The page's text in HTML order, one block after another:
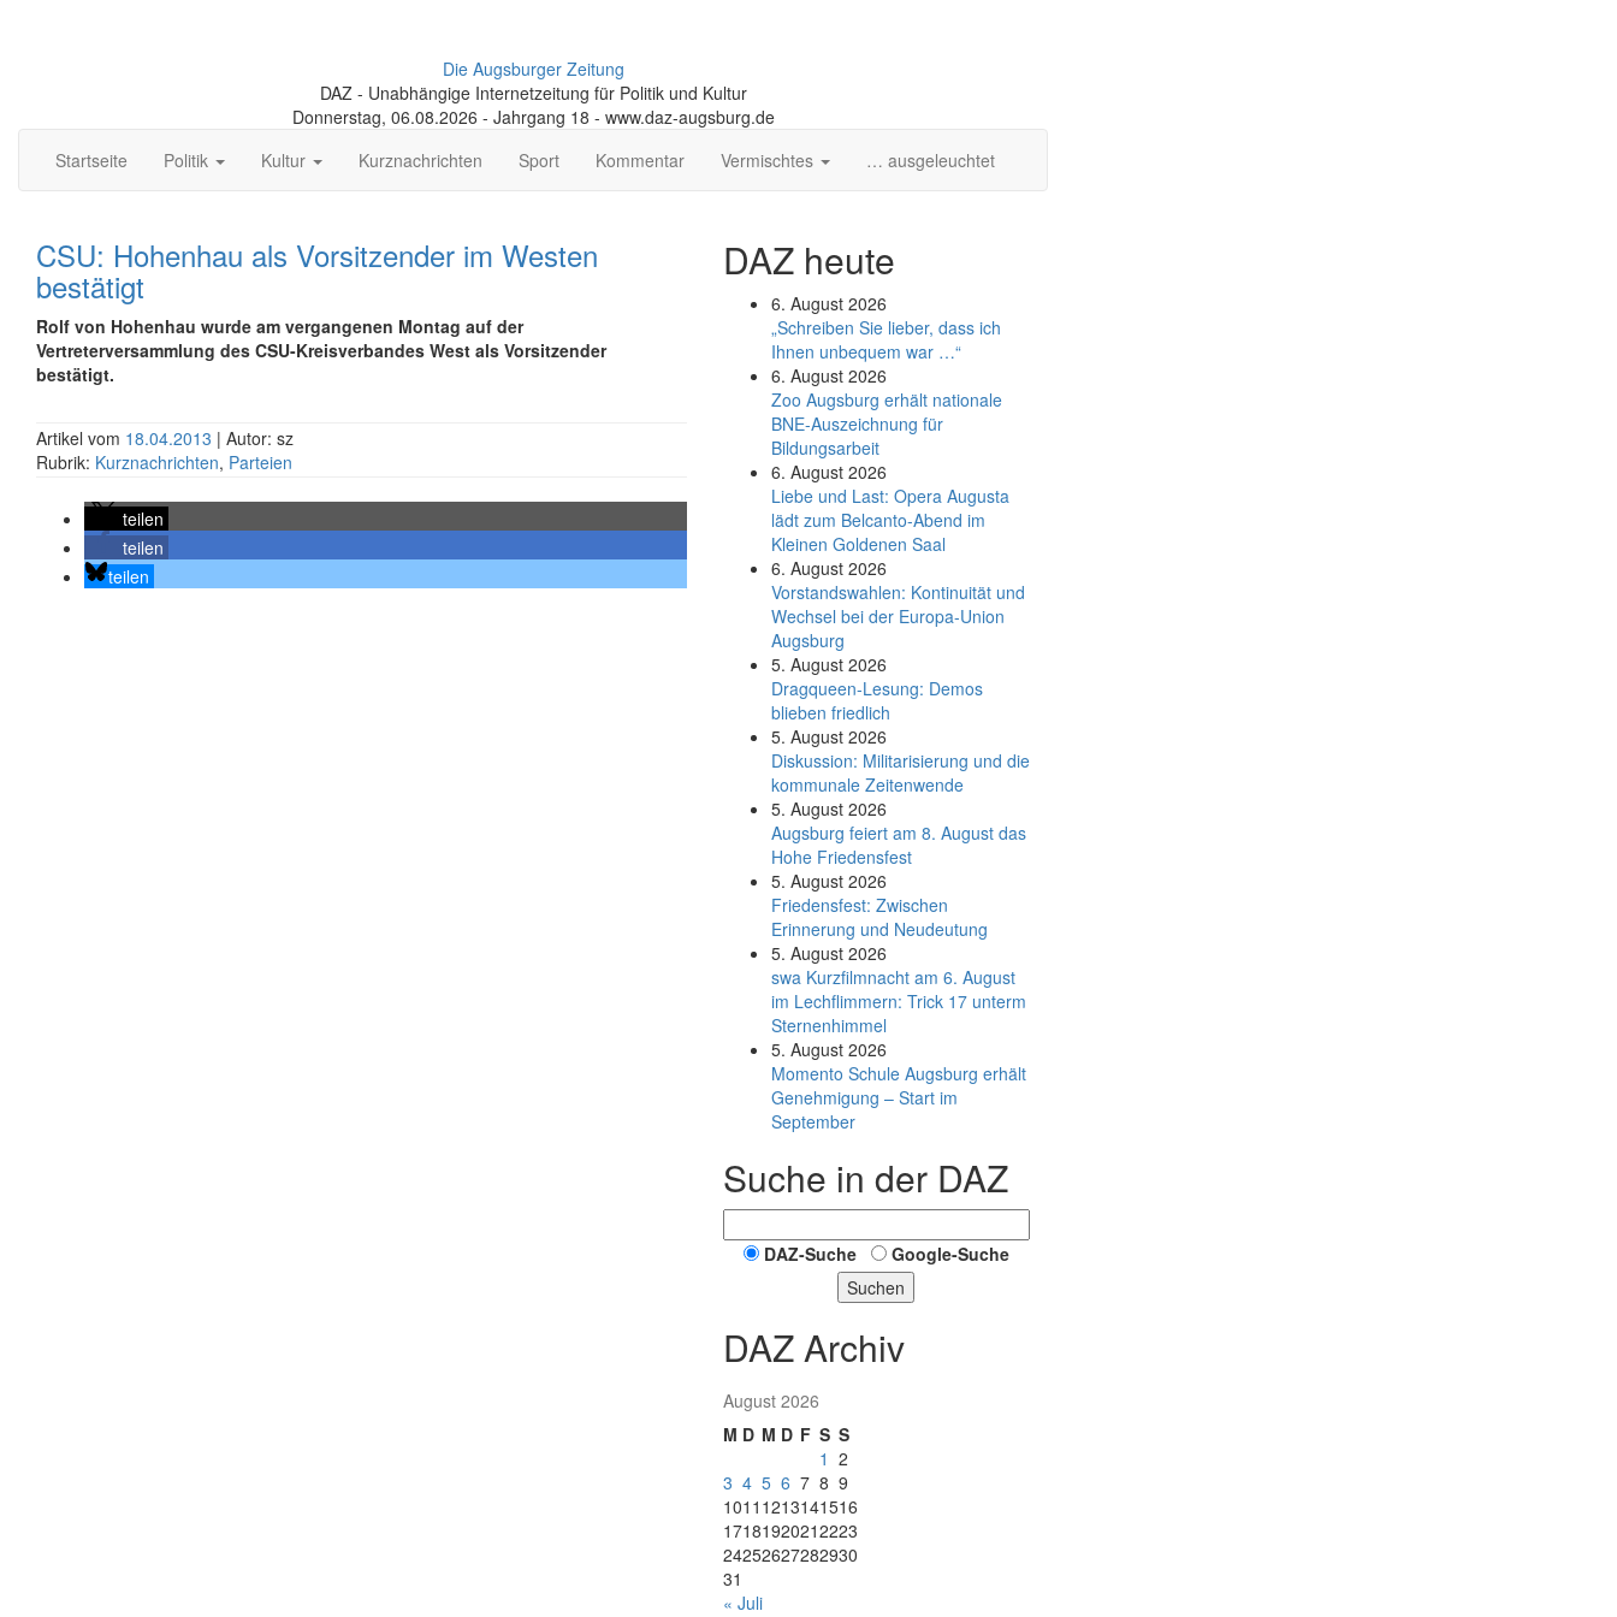
Die Augsburger Zeitung
DAZ - Unabhängige Internetzeitung für Politik und Kultur
Donnerstag, 06.08.2026 - Jahrgang 18 - www.daz-augsburg.de
Startseite
Politik Kultur Kurznachrichten Sport Kommentar Vermischtes … ausgeleuchtet
CSU: Hohenhau als Vorsitzender im Westen
bestätigt
Rolf von Hohenhau wurde am vergangenen Montag auf der
Vertreterversammlung des CSU-Kreisverbandes West als Vorsitzender
bestätigt.
Artikel vom 18.04.2013 | Autor: sz
Rubrik: Kurznachrichten, Parteien
teilen
teilen
teilen
DAZ heute
6. August 2026
„Schreiben Sie lieber, dass ich
Ihnen unbequem war …“
6. August 2026
Zoo Augsburg erhält nationale
BNE-Auszeichnung für
Bildungsarbeit
6. August 2026
Liebe und Last: Opera Augusta
lädt zum Belcanto-Abend im
Kleinen Goldenen Saal
6. August 2026
Vorstandswahlen: Kontinuität und
Wechsel bei der Europa-Union
Augsburg
5. August 2026
Dragqueen-Lesung: Demos
blieben friedlich
5. August 2026
Diskussion: Mi­li­ta­ri­sie­rung und die
kommunale Zeitenwende
5. August 2026
Augsburg feiert am 8. August das
Hohe Friedensfest
5. August 2026
Friedensfest: Zwischen
Erinnerung und Neudeutung
5. August 2026
swa Kurz­film­nacht am 6. August
im Lech­flim­mern: Trick 17 unterm
Sternen­himmel
5. August 2026
Momento Schule Augsburg erhält
Genehmigung – Start im
September
Suche in der DAZ
DAZ-Suche
Google-Suche
Suchen
DAZ Archiv
August 2026
M D M D F S S
1 2
3 4 5 6 7 8 9
1011 1213141516
17181920212223
24252627282930
31
« Juli